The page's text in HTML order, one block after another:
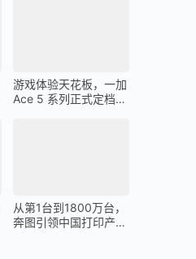
游戏体验天花板，一加
Ace 5 系列正式定档
从第1台到1800万台，
奔图引领中国打印产业